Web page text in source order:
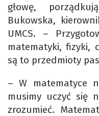
głowę,
Bukowska,
UMCS. –
matematyki, fizyki,
są to przedmioty
– W matematyce
musimy uczyć się
zrozumieć.